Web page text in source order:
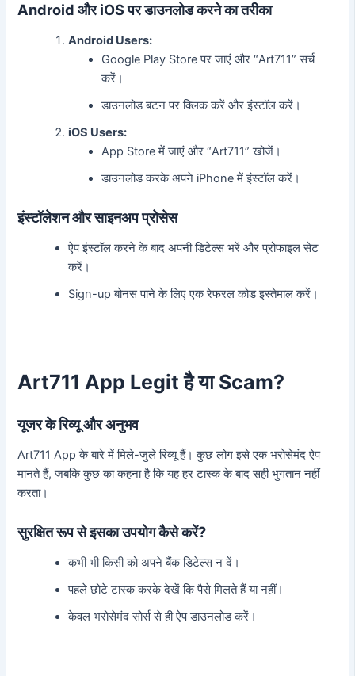
Android और iOS पर डाउनलोड करने का तरीका
Android Users:
Google Play Store पर जाएं और “Art711” सर्च
करें।
डाउनलोड बटन पर क्लिक करें और इंस्टॉल करें।
iOS Users:
App Store में जाएं और “Art711” खोजें।
डाउनलोड करके अपने iPhone में इंस्टॉल करें।
इंस्टॉलेशन और साइनअप प्रोसेस
ऐप इंस्टॉल करने के बाद अपनी डिटेल्स भरें और प्रोफाइल सेट
करें।
Sign-up बोनस पाने के लिए एक रेफरल कोड इस्तेमाल करें।
Art711 App Legit है या Scam?
यूजर के रिव्यू और अनुभव
Art711 App के बारे में मिले-जुले रिव्यू हैं। कुछ लोग इसे एक भरोसेमंद ऐप
मानते हैं, जबकि कुछ का कहना है कि यह हर टास्क के बाद सही भुगतान नहीं
करता।
सुरक्षित रूप से इसका उपयोग कैसे करें?
कभी भी किसी को अपने बैंक डिटेल्स न दें।
पहले छोटे टास्क करके देखें कि पैसे मिलते हैं या नहीं।
केवल भरोसेमंद सोर्स से ही ऐप डाउनलोड करें।